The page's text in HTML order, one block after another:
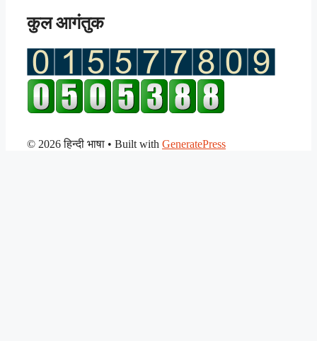
कुल आगंतुक
© 2026 हिन्दी भाषा • Built with GeneratePress